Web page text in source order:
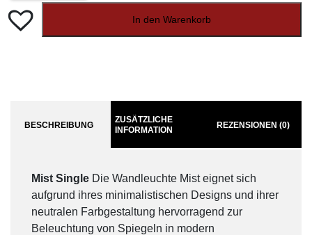
In den Warenkorb
BESCHREIBUNG
ZUSÄTZLICHE
INFORMATION
REZENSIONEN (0)
Mist Single Die Wandleuchte Mist eignet sich
aufgrund ihres minimalistischen Designs und ihrer
neutralen Farbgestaltung hervorragend zur
Beleuchtung von Spiegeln in modern